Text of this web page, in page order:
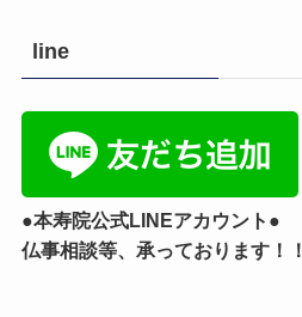
line
●本寿院公式LINEアカウント●
仏事相談等、承っております！！